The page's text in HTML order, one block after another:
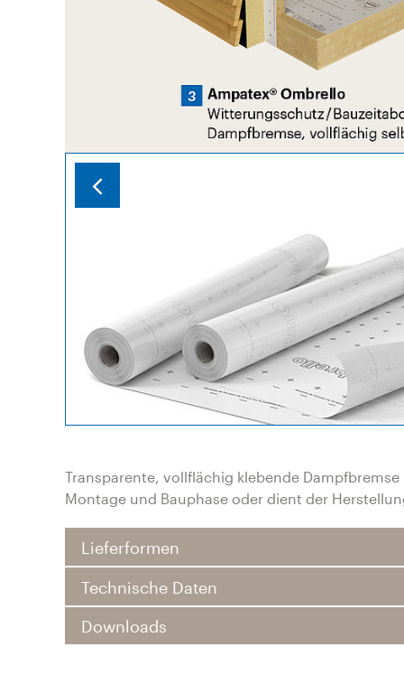
Transparente, vollflächig klebende
Montage und Bauphase oder dient der
Lieferformen
Technische Daten
Downloads